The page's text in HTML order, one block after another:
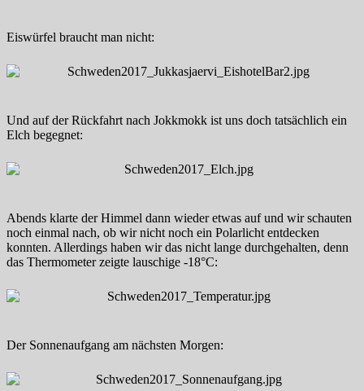
Eiswürfel braucht man nicht:
Und auf der Rückfahrt nach Jokkmokk ist uns doch tatsächlich ein
Elch begegnet:
Abends klarte der Himmel dann wieder etwas auf und wir schauten
noch einmal nach, ob wir nicht noch ein Polarlicht entdecken
konnten. Allerdings haben wir das nicht lange durchgehalten, denn
das Thermometer zeigte lauschige -18°C:
Der Sonnenaufgang am nächsten Morgen: